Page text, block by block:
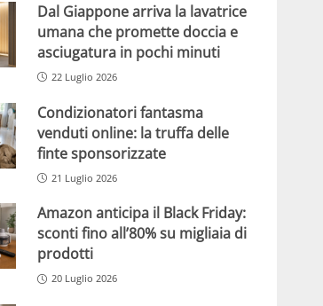
Dal Giappone arriva la lavatrice
umana che promette doccia e
asciugatura in pochi minuti
22 Luglio 2026
Condizionatori fantasma
venduti online: la truffa delle
finte sponsorizzate
21 Luglio 2026
Amazon anticipa il Black Friday:
sconti fino all’80% su migliaia di
prodotti
20 Luglio 2026